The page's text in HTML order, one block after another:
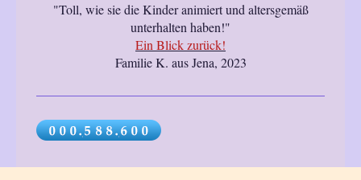
"Toll, wie sie die Kinder animiert und altersgemäß
unterhalten haben!"
Ein Blick zurück!
Familie K. aus Jena, 2023